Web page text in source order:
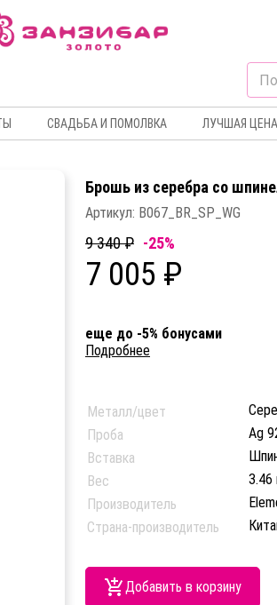
СВАДЬБА И ПОМОЛВКА ЛУЧШАЯ ЦЕНА
Брошь из серебра со
Артикул: B067_BR_SP_WG
9 340 ₽ -25%
7 005 ₽
еще до -5% бонусами
Подробнее
Металл/цвет
Проба
Ag
Вставка
Вес
3.46
Производитель
Страна-производитель
Добавить в корзину